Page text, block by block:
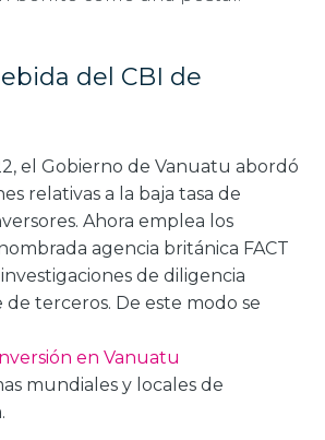
del CBI de
el Gobierno de Vanuatu abordó
relativas a la baja tasa de
Ahora emplea los
agencia británica FACT
de diligencia
terceros. De este modo se
en Vanuatu
mundiales y locales de